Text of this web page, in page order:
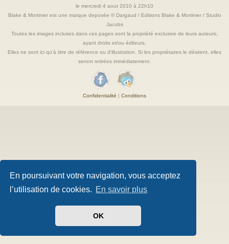
En poursuivant votre navigation, vous acceptez
l’utilisation de cookies. En savoir plus
OK
le mercredi 4 aout 2010 à 22h10
Blake & Mortimer est une marque deposée © Dargaud / Editions Blake & Mortimer / Studio
Jacobs
Toutes les images incluses dans ces pages sont la propriété exclusive de leurs auteurs,
ayant droits et/ou éditeurs.
Elles ne sont ici qu'à titre de référence ou d'illustration. Si les propriétaires le désirent, elles
seront retirées immédiatement.
Confidentialité | Conditions